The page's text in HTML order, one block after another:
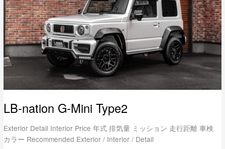
LB-nation G-Mini Type2
Exterior Detail Interior Price 年式 排気量 ミッション 走行距離 車検
カラー Recommended Exterior / Interior / Detail